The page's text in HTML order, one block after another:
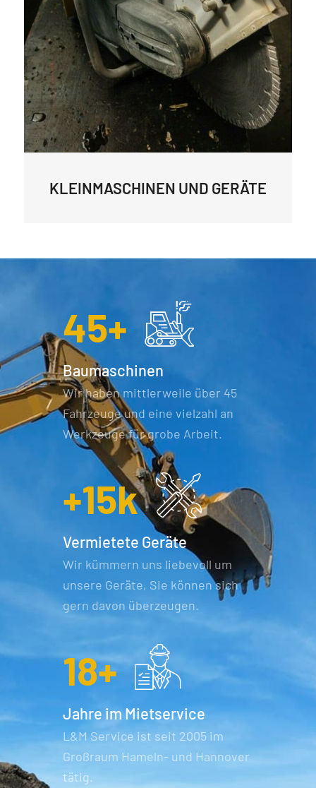
KLEINMASCHINEN UND GERÄTE
45+
Baumaschinen
Wir haben mittlerweile über 45
Fahrzeuge und eine vielzahl an
Werkzeuge für grobe Arbeit.
+15k
Vermietete Geräte
Wir kümmern uns liebevoll um
unsere Geräte, Sie können sich
gern davon überzeugen.
18+
Jahre im Mietservice
L&M Service ist seit 2005 im
Großraum Hameln- und Hannover
tätig.